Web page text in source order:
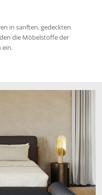
in sanften, gedeckten
die Möbelstoffe der
ein.